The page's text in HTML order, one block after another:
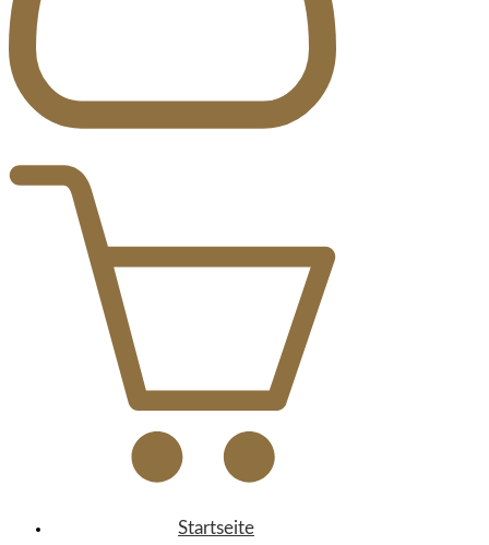
Startseite